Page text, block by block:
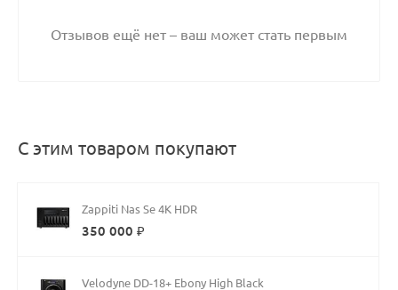
Отзывов ещё нет – ваш может стать первым
С этим товаром покупают
Zappiti Nas Se 4K HDR
350 000 ₽
Velodyne DD-18+ Ebony High Black